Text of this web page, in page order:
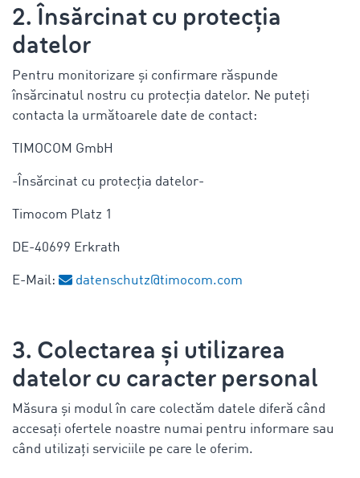
2. Însărcinat cu protecția
datelor
Pentru monitorizare și confirmare răspunde
însărcinatul nostru cu protecția datelor. Ne puteți
contacta la următoarele date de contact:
TIMOCOM GmbH
-Însărcinat cu protecția datelor-
Timocom Platz 1
DE-40699 Erkrath
E-Mail: datenschutz@timocom.com
3. Colectarea și utilizarea
datelor cu caracter personal
Măsura și modul în care colectăm datele diferă când
accesați ofertele noastre numai pentru informare sau
când utilizați serviciile pe care le oferim.